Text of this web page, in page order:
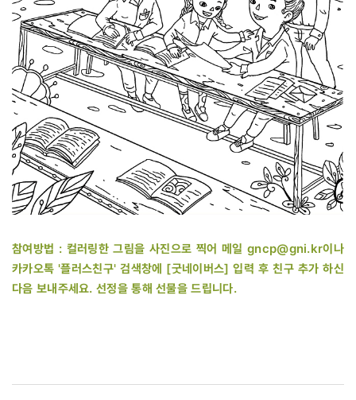
참여방법 : 컬러링한 그림을 사진으로 찍어 메일 gncp@gni.kr이나
카카오톡 '플러스친구' 검색창에 [굿네이버스] 입력 후 친구 추가 하신
다음 보내주세요. 선정을 통해 선물을 드립니다.